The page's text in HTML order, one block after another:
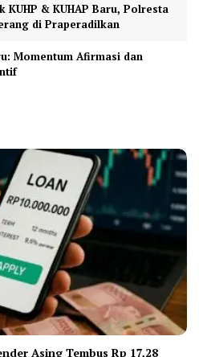
KUHP & KUHAP Baru, Polresta
di Praperadilkan
Momentum Afirmasi dan
Asing Tembus Rp 17,28